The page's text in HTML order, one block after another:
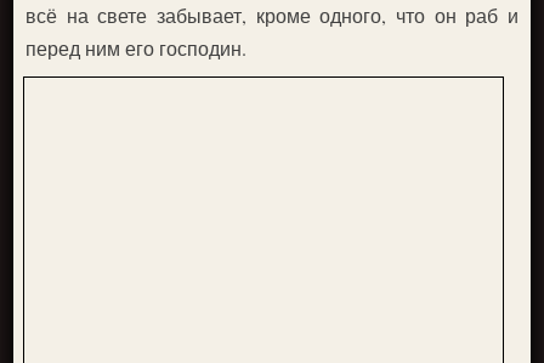
всё на свете забывает, кроме одного, что он раб и
перед ним его господин.